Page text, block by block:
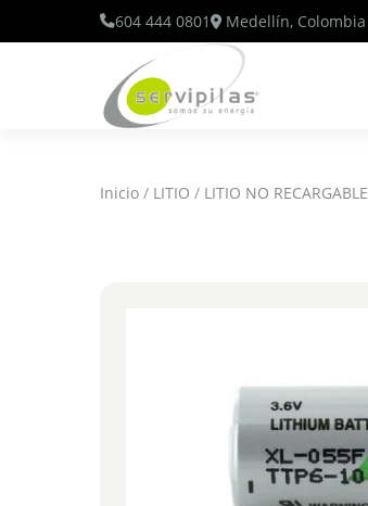
604 444 0801 Medellín, Colombia
Inicio / LITIO / LITIO NO RECARGABLE